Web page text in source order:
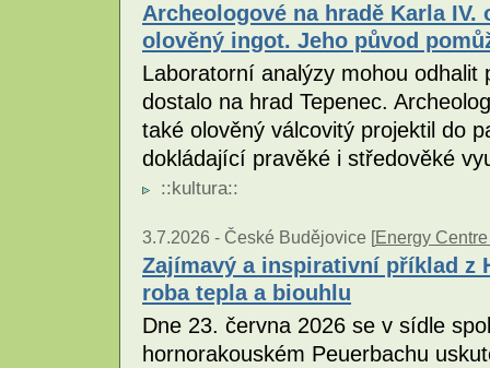
Archeologové na hradě Karla
olověný ingot. Jeho původ
Laboratorní analýzy mohou
dostalo na hrad Tepenec.
také olověný válcovitý projektil do
dokládající pravěké i středověké
::kultura::
3.7.2026 - České Budějovice [Energy
Zajímavý a inspirativní příklad z
roba tepla a biouhlu
Dne 23. června 2026 se v sídle
hornorakouském Peuerbachu